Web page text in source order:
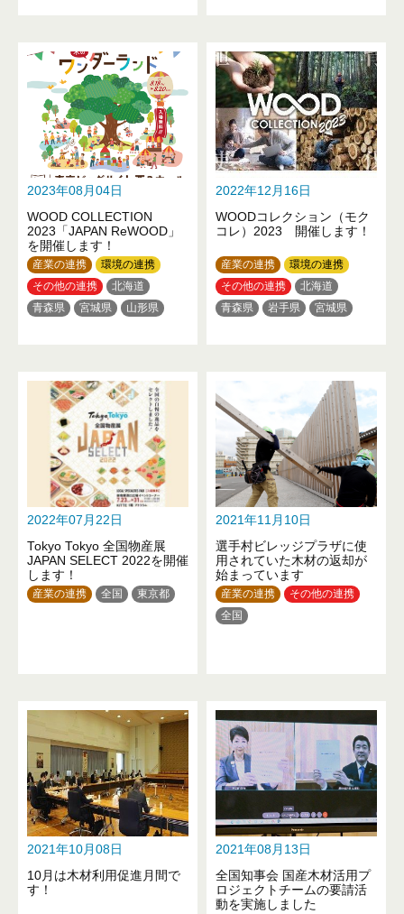
2023年08月04日
WOOD COLLECTION
2023「JAPAN ReWOOD」
を開催します！
産業の連携
環境の連携
その他の連携
北海道
青森県
宮城県
山形県
岐阜県
滋賀県
兵庫県
奈良県
和歌山県
鳥取県
岡山県
広島県
徳島県
愛媛県
高知県
福岡県
佐賀県
2022年12月16日
WOODコレクション（モク
コレ）2023 開催します！
産業の連携
環境の連携
その他の連携
北海道
青森県
岩手県
宮城県
神奈川県
富山県
石川県
山梨県
長野県
岐阜県
愛知県
三重県
滋賀県
京都府
大阪府
奈良県
和歌山県
鳥取県
岡山県
広島県
山口県
徳島県
香川県
愛媛県
福岡県
佐賀県
熊本県
大分県
鹿児島県
2022年07月22日
Tokyo Tokyo 全国物産展
JAPAN SELECT 2022を開催
します！
産業の連携 全国 東京都
2021年11月10日
選手村ビレッジプラザに使
用されていた木材の返却が
始まっています
産業の連携
その他の連携
全国
2021年10月08日
10月は木材利用促進月間で
す！
2021年08月13日
全国知事会 国産木材活用プ
ロジェクトチームの要請活
動を実施しました